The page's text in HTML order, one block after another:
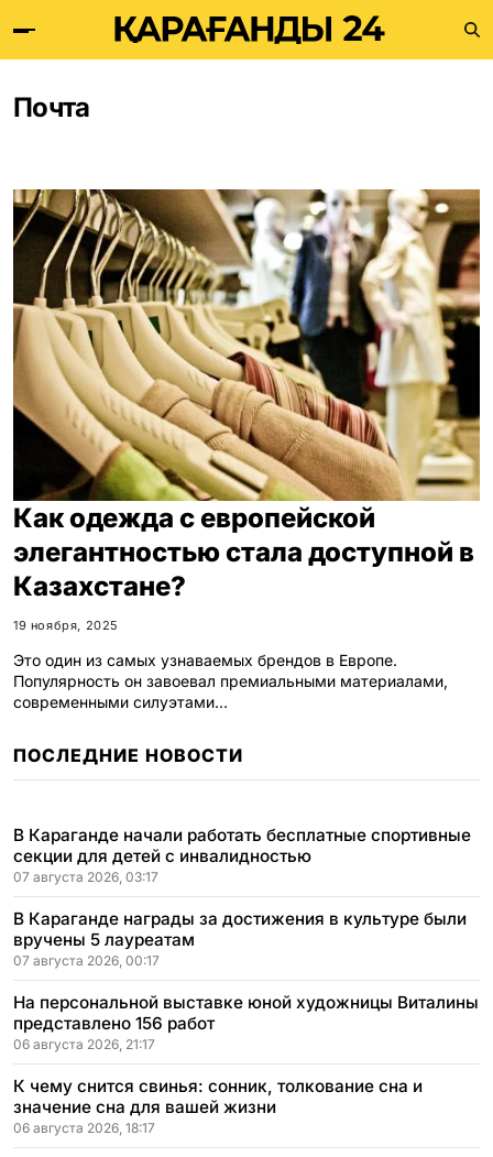
Почта
Как одежда с европейской
элегантностью стала доступной в
Казахстане?
19 ноября, 2025
Это один из самых узнаваемых брендов в Европе.
Популярность он завоевал премиальными материалами,
современными силуэтами…
ПОСЛЕДНИЕ НОВОСТИ
В Караганде начали работать бесплатные спортивные
секции для детей с инвалидностью
07 августа 2026, 03:17
В Караганде награды за достижения в культуре были
вручены 5 лауреатам
07 августа 2026, 00:17
На персональной выставке юной художницы Виталины
представлено 156 работ
06 августа 2026, 21:17
К чему снится свинья: сонник, толкование сна и
значение сна для вашей жизни
06 августа 2026, 18:17